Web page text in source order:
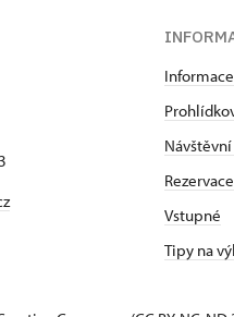
Rezervace
Vstupné
Tipy na